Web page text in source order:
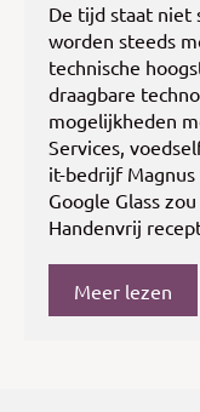
De tijd staat niet
worden steeds
technische
draagbare
mogelijkheden
Services,
it-bedrijf
Google Glass
Handenvrij
Meer lezen